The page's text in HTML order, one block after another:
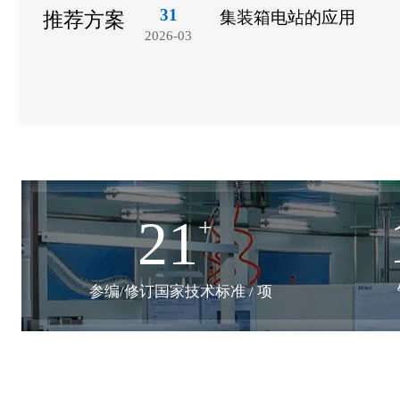
推荐方案 31
2026-03
集装箱电站的应用
21+
参编/修订国家技术标准 / 项